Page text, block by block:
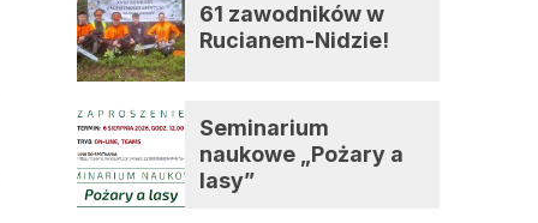
61 zawodników w
Rucianem-Nidzie!
Seminarium
naukowe „Pożary a
lasy”